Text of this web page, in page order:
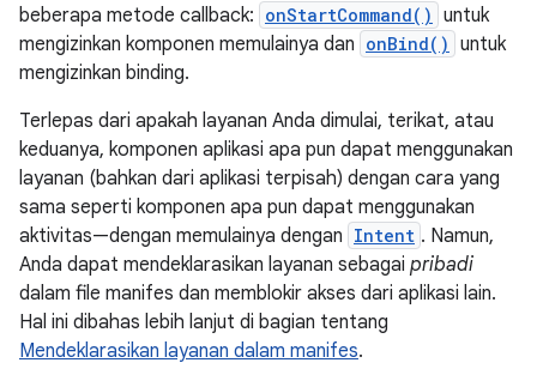
beberapa metode callback: onStartCommand() untuk
mengizinkan komponen memulainya dan onBind() untuk
mengizinkan binding.
Terlepas dari apakah layanan Anda dimulai, terikat, atau
keduanya, komponen aplikasi apa pun dapat menggunakan
layanan (bahkan dari aplikasi terpisah) dengan cara yang
sama seperti komponen apa pun dapat menggunakan
aktivitas—dengan memulainya dengan Intent . Namun,
Anda dapat mendeklarasikan layanan sebagai pribadi
dalam file manifes dan memblokir akses dari aplikasi lain.
Hal ini dibahas lebih lanjut di bagian tentang
Mendeklarasikan layanan dalam manifes.